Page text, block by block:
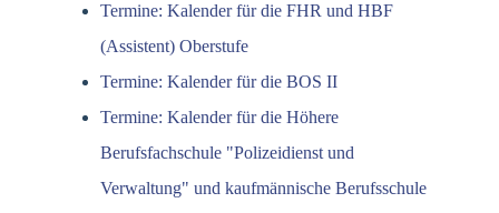
Termine: Kalender für die FHR und HBF
(Assistent) Oberstufe
Termine: Kalender für die BOS II
Termine: Kalender für die Höhere
Berufsfachschule "Polizeidienst und
Verwaltung" und kaufmännische Berufsschule